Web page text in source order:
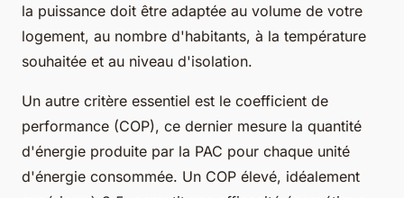
la puissance doit être adaptée au volume de votre
logement, au nombre d'habitants, à la température
souhaitée et au niveau d'isolation.
Un autre critère essentiel est le coefficient de
performance (COP), ce dernier mesure la quantité
d'énergie produite par la PAC pour chaque unité
d'énergie consommée. Un COP élevé, idéalement